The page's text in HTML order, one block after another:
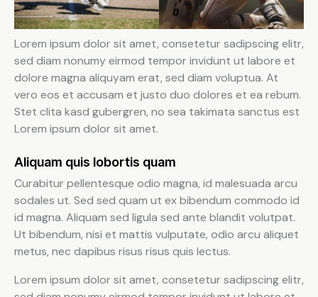
Lorem ipsum dolor sit amet, consetetur sadipscing elitr,
sed diam nonumy eirmod tempor invidunt ut labore et
dolore magna aliquyam erat, sed diam voluptua. At
vero eos et accusam et justo duo dolores et ea rebum.
Stet clita kasd gubergren, no sea takimata sanctus est
Lorem ipsum dolor sit amet.
Aliquam quis lobortis quam
Curabitur pellentesque odio magna, id malesuada arcu
sodales ut. Sed sed quam ut ex bibendum commodo id
id magna. Aliquam sed ligula sed ante blandit volutpat.
Ut bibendum, nisi et mattis vulputate, odio arcu aliquet
metus, nec dapibus risus risus quis lectus.
Lorem ipsum dolor sit amet, consetetur sadipscing elitr,